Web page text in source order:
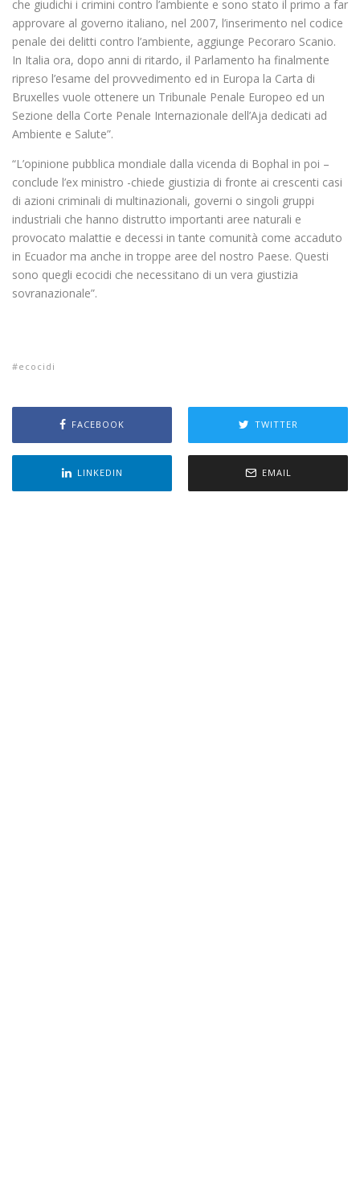
che giudichi i crimini contro l’ambiente e sono stato il primo a far
approvare al governo italiano, nel 2007, l’inserimento nel codice
penale dei delitti contro l’ambiente, aggiunge Pecoraro Scanio.
In Italia ora, dopo anni di ritardo, il Parlamento ha finalmente
ripreso l’esame del provvedimento ed in Europa la Carta di
Bruxelles vuole ottenere un Tribunale Penale Europeo ed un
Sezione della Corte Penale Internazionale dell’Aja dedicati ad
Ambiente e Salute”.
“L’opinione pubblica mondiale dalla vicenda di Bophal in poi –
conclude l’ex ministro -chiede giustizia di fronte ai crescenti casi
di azioni criminali di multinazionali, governi o singoli gruppi
industriali che hanno distrutto importanti aree naturali e
provocato malattie e decessi in tante comunità come accaduto
in Ecuador ma anche in troppe aree del nostro Paese. Questi
sono quegli ecocidi che necessitano di un vera giustizia
sovranazionale”.
ecocidi
FACEBOOK TWITTER
LINKEDIN EMAIL